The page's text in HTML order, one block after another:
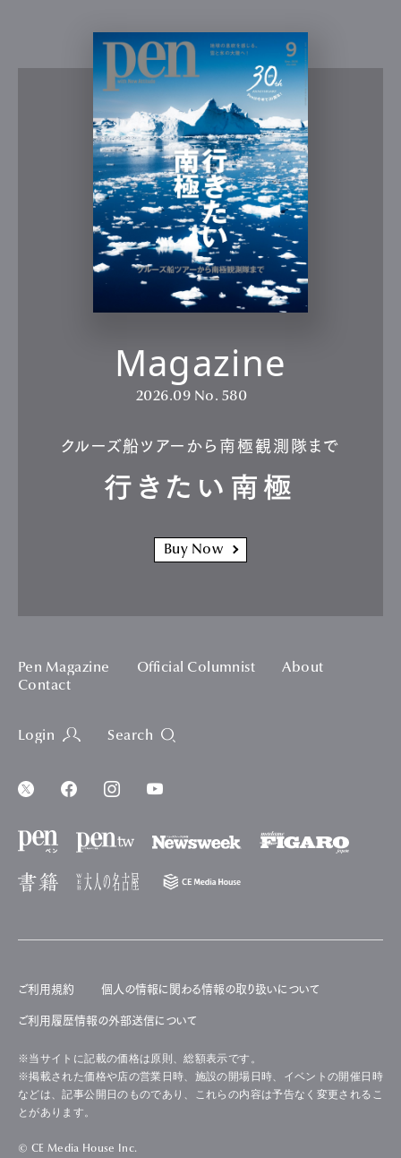
Art&DesignWatchFashion
Gourmet
Cars
ProductCultureLifestyle
Pen Membership
Magazine
Official Columnist
About
Contact
Pen Meet
Magazine
2026.09 No. 580
クルーズ船ツアーから南極観測隊まで
行きたい南極
Buy Now
Pen Magazine Official Columnist
About
Contact
Login Search
ご利用規約 個人の情報に関わる情報の取り扱いについて
ご利用履歴情報の外部送信について
※当サイトに記載の価格は原則、総額表示です。
※掲載された価格や店の営業日時、施設の開場日時、イベントの開催日時
などは、記事公開日のものであり、これらの内容は予告なく変更されるこ
とがあります。
© CE Media House Inc.